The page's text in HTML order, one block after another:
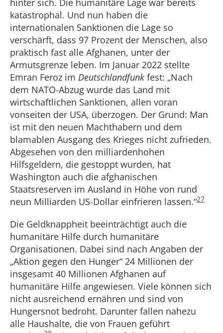
katastrophal. Und nun haben die
internationalen Sanktionen die Lage so
verschärft, dass 97 Prozent der Menschen, also
praktisch fast alle Afghanen, unter der
Armutsgrenze leben. Im Januar 2022 stellte
Emran Feroz im Deutschlandfunk fest: „Nach
dem NATO-Abzug wurde das Land mit
wirtschaftlichen Sanktionen, allen voran
vonseiten der USA, überzogen. Der Grund: Man
ist mit den neuen Machthabern und dem
blamablen Ausgang des Krieges nicht zufrieden.
Abgesehen von den milliardenhohen
Hilfsgeldern, die gestoppt wurden, hat
Washington auch die afghanischen
Staatsreserven im Ausland in Höhe von rund
neun Milliarden US-Dollar einfrieren lassen.“27
Die Geldknappheit beeinträchtigt auch die
humanitäre Hilfe durch humanitäre
Organisationen. Dabei sind nach Angaben der
„Aktion gegen den Hunger“ 24 Millionen der
insgesamt 40 Millionen Afghanen auf
humanitäre Hilfe angewiesen. Viele können sich
nicht ausreichend ernähren und sind von
Hungersnot bedroht. Darunter fallen nahezu
alle Haushalte, die von Frauen geführt